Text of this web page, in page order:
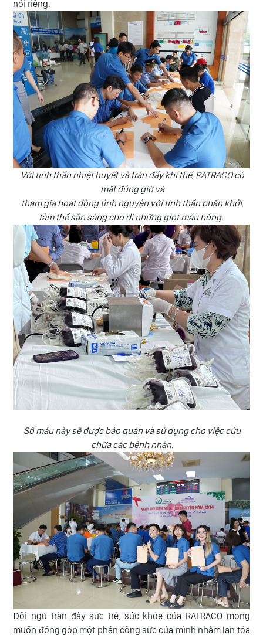
nói riêng.
Với tinh thần nhiệt huyết và tràn đầy khí thế, RATRACO có
mặt đúng giờ và
tham gia hoạt động tình nguyện với tinh thần phấn khởi,
tâm thế sẵn sàng cho đi những giọt máu hồng.
Số máu này sẽ được bảo quản và sử dụng cho việc cứu
chữa các bệnh nhân.
Đội ngũ tràn đầy sức trẻ, sức khỏe của RATRACO mong
muốn đóng góp một phần công sức của mình nhằm lan tỏa